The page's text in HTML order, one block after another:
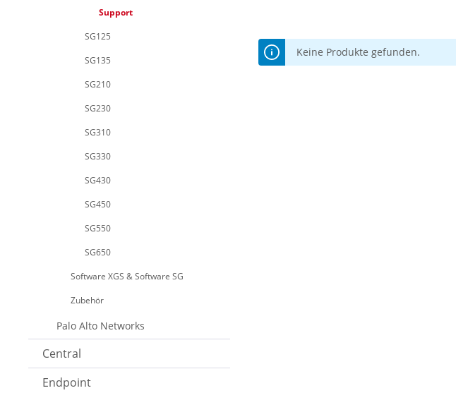
Support
SG125
SG135
SG210
SG230
SG310
SG330
SG430
SG450
SG550
SG650
Software XGS & Software SG
Zubehör
Palo Alto Networks
Central
Endpoint
Keine Produkte gefunden.